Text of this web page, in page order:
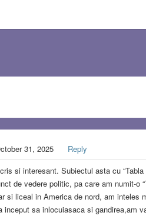
31, 2025
Reply
si interesant. Subiectul asta cu
de vedere politic, pa care am numit-o
si liceal in America de nord, am inteles
inceput sa inlocuiasaca si gandirea,am